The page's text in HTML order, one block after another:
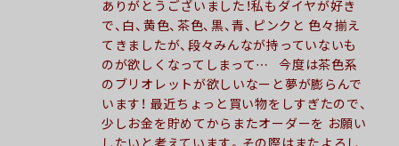
ありがとうございました！私もダイヤが好き
で、白、黄色、茶色、黒、青、ピンクと 色々揃え
てきましたが、段々みんなが持っていないも
のが欲しくなってしまって… 今度は茶色系
のブリオレットが欲しいなーと夢が膨らんで
います！ 最近ちょっと買い物をしすぎたので、
少しお金を貯めてからまたオーダーを お願い